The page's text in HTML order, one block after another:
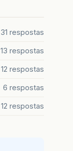
31 respostas
13 respostas
12 respostas
6 respostas
12 respostas